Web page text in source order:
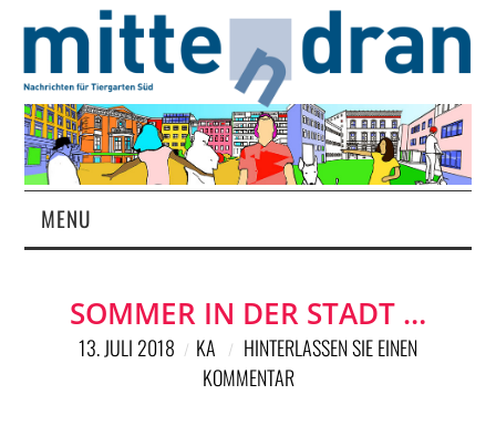
MENU
MAGAZIN
SOMMER IN DER STADT …
13. JULI 2018 KA
HINTERLASSEN SIE EINEN
KOMMENTAR